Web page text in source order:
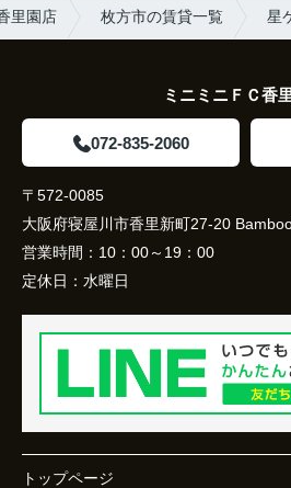
里園店 枚方市の賃貸一覧 星
ミニミニＦＣ香
072-835-2060
〒572-0085
大阪府寝屋川市香里新町27-20
営業時間： 10：00～19：00
定休日： 水曜日
トップページ